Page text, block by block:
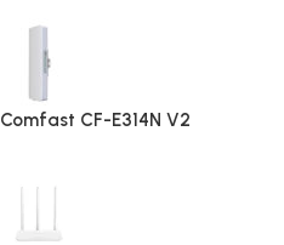
Comfast CF-E314N V2